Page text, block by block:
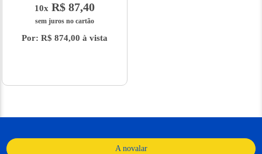
10x R$ 87,40
sem juros no cartão
Por: R$ 874,00 à vista
A novalar